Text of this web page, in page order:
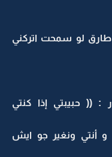
لو سمحت اتركني
: (( حبيبتي إذا كنتي
و أنتي ونغير جو ايش